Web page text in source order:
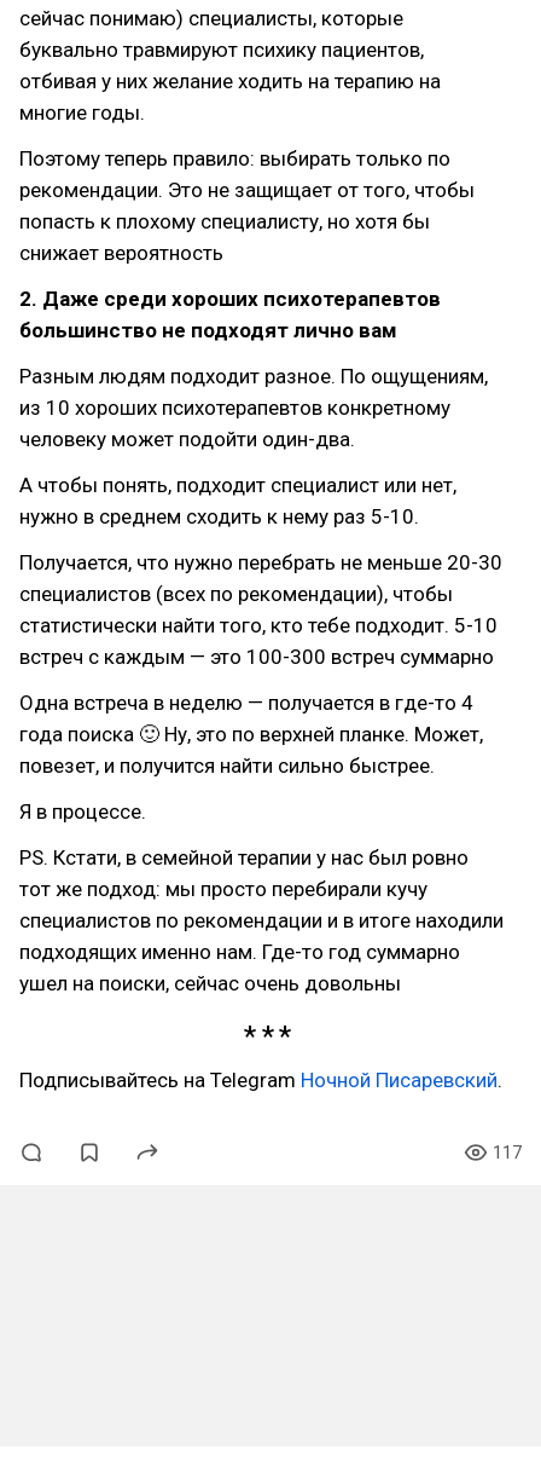
сейчас понимаю) специалисты, которые
буквально травмируют психику пациентов,
отбивая у них желание ходить на терапию на
многие годы.
Поэтому теперь правило: выбирать только по
рекомендации. Это не защищает от того, чтобы
попасть к плохому специалисту, но хотя бы
снижает вероятность
2. Даже среди хороших психотерапевтов
большинство не подходят лично вам
Разным людям подходит разное. По ощущениям,
из 10 хороших психотерапевтов конкретному
человеку может подойти один-два.
А чтобы понять, подходит специалист или нет,
нужно в среднем сходить к нему раз 5-10.
Получается, что нужно перебрать не меньше 20-30
специалистов (всех по рекомендации), чтобы
статистически найти того, кто тебе подходит. 5-10
встреч с каждым — это 100-300 встреч суммарно
Одна встреча в неделю — получается в где-то 4
года поиска 🙂 Ну, это по верхней планке. Может,
повезет, и получится найти сильно быстрее.
Я в процессе.
PS. Кстати, в семейной терапии у нас был ровно
тот же подход: мы просто перебирали кучу
специалистов по рекомендации и в итоге находили
подходящих именно нам. Где-то год суммарно
ушел на поиски, сейчас очень довольны
Подписывайтесь на Telegram Ночной Писаревский.
117